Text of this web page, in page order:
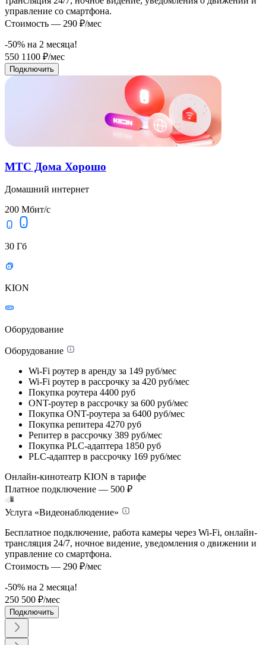
управление со смартфона.
Стоимость — 290 ₽/мес
-50% на 2 месяца!
550 1100 ₽/мес
Подключить
МТС Дома Хорошо
Домашний интернет
200 Мбит/с
30 Гб
KION
Оборудование
Оборудование
Wi-Fi роутер в аренду за 149 руб/мес
Wi-Fi роутер в рассрочку за 420 руб/мес
Покупка роутера 4400 руб
ONT-роутер в рассрочку за 600 руб/мес
Покупка ONT-роутера за 6400 руб/мес
Покупка репитера 4270 руб
Репитер в рассрочку 389 руб/мес
Покупка PLC-адаптера 1850 руб
PLC-адаптер в рассрочку 169 руб/мес
Онлайн-кинотеатр KION в тарифе
Платное подключение — 500 ₽
Услуга «Видеонаблюдение»
Бесплатное подключение, работа камеры через Wi-Fi, онлайн-
трансляция 24/7, ночное видение, уведомления о движении и
управление со смартфона.
Стоимость — 290 ₽/мес
-50% на 2 месяца!
250 500 ₽/мес
Подключить